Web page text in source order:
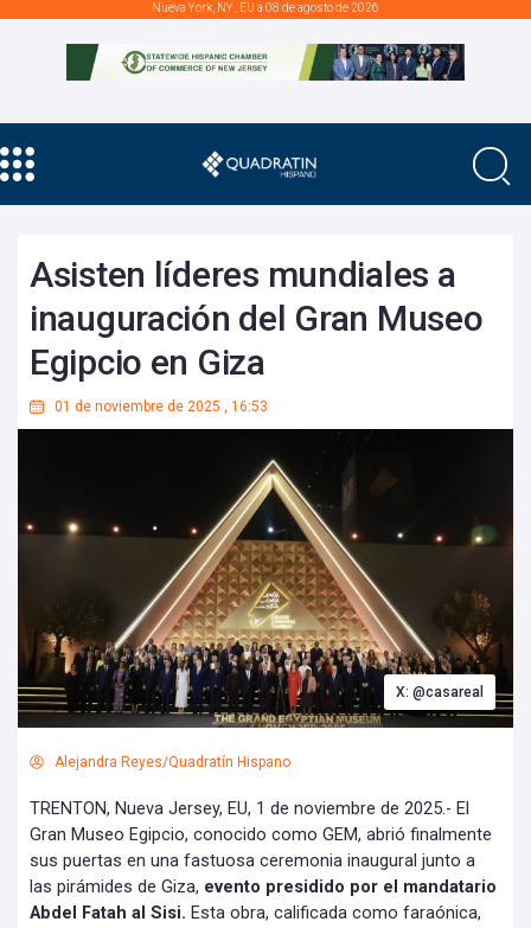
Nueva York, NY., EU a 08 de agosto de 2026
Asisten líderes mundiales a
inauguración del Gran Museo
Egipcio en Giza
01 de noviembre de 2025 , 16:53
X: @casareal
Alejandra Reyes/Quadratín Hispano
TRENTON, Nueva Jersey, EU, 1 de noviembre de 2025.- El
Gran Museo Egipcio, conocido como GEM, abrió finalmente
sus puertas en una fastuosa ceremonia inaugural junto a
las pirámides de Giza, evento presidido por el mandatario
Abdel Fatah al Sisi. Esta obra, calificada como faraónica,